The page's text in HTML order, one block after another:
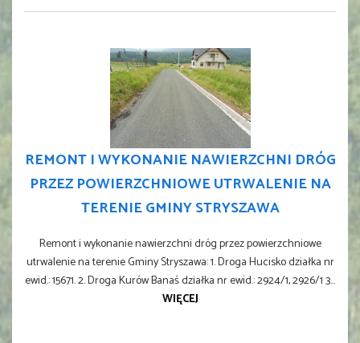
REMONT I WYKONANIE NAWIERZCHNI DRÓG
PRZEZ POWIERZCHNIOWE UTRWALENIE NA
TERENIE GMINY STRYSZAWA
Remont i wykonanie nawierzchni dróg przez powierzchniowe
utrwalenie na terenie Gminy Stryszawa: 1. Droga Hucisko działka nr
ewid.: 15671. 2. Droga Kurów Banaś działka nr ewid.: 2924/1, 2926/1 3...
WIĘCEJ